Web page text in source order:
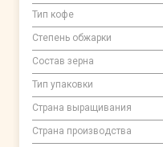
Тип кофе
Степень обжарки
Состав зерна
Тип упаковки
Страна выращивания
Страна производства